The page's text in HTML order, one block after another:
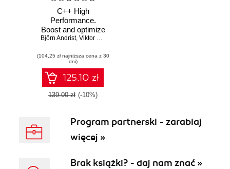
C++ High
Performance.
Boost and optimize
the performance of
Björn Andrist, Viktor Sehr
(104,25 zł najniższa cena z 30
dni)
125.10 zł
139.00 zł (-10%)
Program partnerski - zarabiaj
więcej »
Brak książki? - daj nam znać »